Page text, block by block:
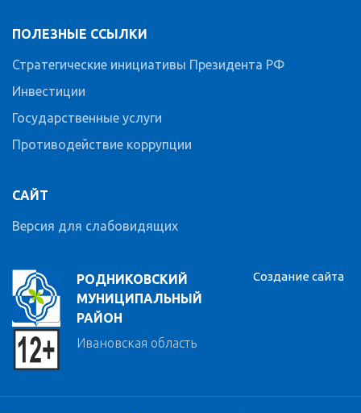
РОДНИКОВСКИЙ
МУНИЦИПАЛЬНЫЙ
РАЙОН
Ивановская область
ПОЛЕЗНЫЕ ССЫЛКИ
Стратегические инициативы Президента РФ
Инвестиции
Государственные услуги
Противодействие коррупции
САЙТ
Версия для слабовидящих
Создание сайта